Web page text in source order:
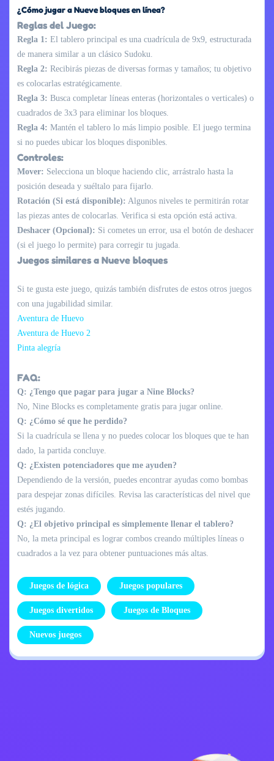
¿Cómo jugar a Nueve bloques en línea?
Reglas del Juego:
Regla 1: El tablero principal es una cuadrícula de 9x9, estructurada
de manera similar a un clásico Sudoku.
Regla 2: Recibirás piezas de diversas formas y tamaños; tu objetivo
es colocarlas estratégicamente.
Regla 3: Busca completar líneas enteras (horizontales o verticales) o
cuadrados de 3x3 para eliminar los bloques.
Regla 4: Mantén el tablero lo más limpio posible. El juego termina
si no puedes ubicar los bloques disponibles.
Controles:
Mover: Selecciona un bloque haciendo clic, arrástralo hasta la
posición deseada y suéltalo para fijarlo.
Rotación (Si está disponible): Algunos niveles te permitirán rotar
las piezas antes de colocarlas. Verifica si esta opción está activa.
Deshacer (Opcional): Si cometes un error, usa el botón de deshacer
(si el juego lo permite) para corregir tu jugada.
Juegos similares a Nueve bloques
Si te gusta este juego, quizás también disfrutes de estos otros juegos
con una jugabilidad similar.
Aventura de Huevo
Aventura de Huevo 2
Pinta alegría
FAQ:
Q: ¿Tengo que pagar para jugar a Nine Blocks?
No, Nine Blocks es completamente gratis para jugar online.
Q: ¿Cómo sé que he perdido?
Si la cuadrícula se llena y no puedes colocar los bloques que te han
dado, la partida concluye.
Q: ¿Existen potenciadores que me ayuden?
Dependiendo de la versión, puedes encontrar ayudas como bombas
para despejar zonas difíciles. Revisa las características del nivel que
estés jugando.
Q: ¿El objetivo principal es simplemente llenar el tablero?
No, la meta principal es lograr combos creando múltiples líneas o
cuadrados a la vez para obtener puntuaciones más altas.
Juegos de lógica Juegos populares
Juegos divertidos Juegos de Bloques
Nuevos juegos